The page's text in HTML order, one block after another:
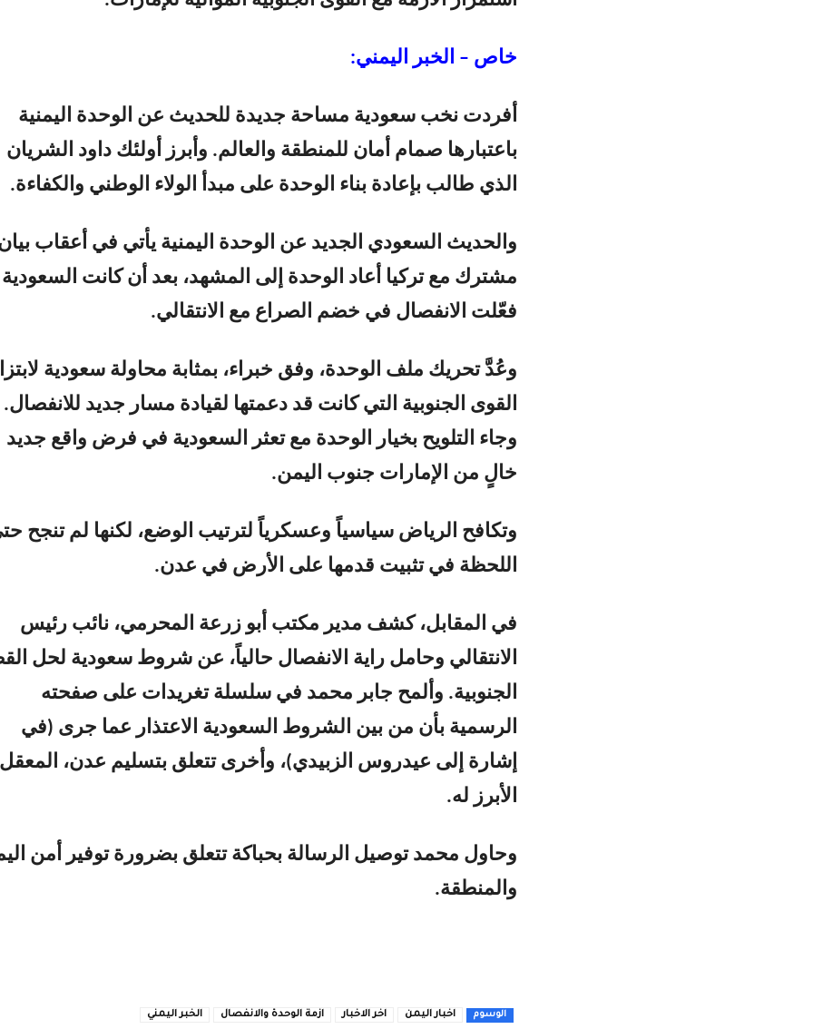
خاص – الخبر اليمني:
أفردت نخب سعودية مساحة جديدة للحديث عن الوحدة اليمنية
باعتبارها صمام أمان للمنطقة والعالم. وأبرز أولئك داود الشريان
الذي طالب بإعادة بناء الوحدة على مبدأ الولاء الوطني والكفاءة.
والحديث السعودي الجديد عن الوحدة اليمنية يأتي في أعقاب
مشترك مع تركيا أعاد الوحدة إلى المشهد، بعد أن كانت
فعّلت الانفصال في خضم الصراع مع الانتقالي.
وعُدَّ تحريك ملف الوحدة، وفق خبراء، بمثابة محاولة سعودية
القوى الجنوبية التي كانت قد دعمتها لقيادة مسار جديد للانفصال.
وجاء التلويح بخيار الوحدة مع تعثر السعودية في فرض واقع جديد
خالٍ من الإمارات جنوب اليمن.
وتكافح الرياض سياسياً وعسكرياً لترتيب الوضع، لكنها لم تنجح
اللحظة في تثبيت قدمها على الأرض في عدن.
في المقابل، كشف مدير مكتب أبو زرعة المحرمي، نائب رئيس
الانتقالي وحامل راية الانفصال حالياً، عن شروط سعودية لحل
الجنوبية. وألمح جابر محمد في سلسلة تغريدات على صفحته
الرسمية بأن من بين الشروط السعودية الاعتذار عما جرى (في
إشارة إلى عيدروس الزبيدي)، وأخرى تتعلق بتسليم عدن، المعقل
الأبرز له.
وحاول محمد توصيل الرسالة بحباكة تتعلق بضرورة توفير أمن
والمنطقة.
الوسوم اخبار اليمن اخر الاخبار ازمة الوحدة والانفصال الخبر اليمني